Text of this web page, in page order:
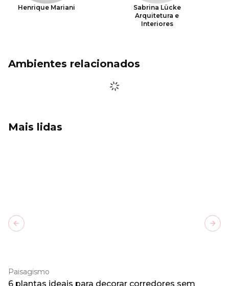
Henrique Mariani
Sabrina Lücke
Arquitetura e
Interiores
Ambientes relacionados
Mais lidas
Paisagismo
6 plantas ideais para decorar corredores sem
Previous slide